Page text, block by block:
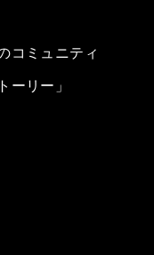
コミュニティ
ーリー」